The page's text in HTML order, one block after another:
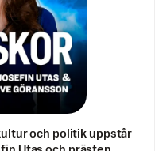
och politik uppstår